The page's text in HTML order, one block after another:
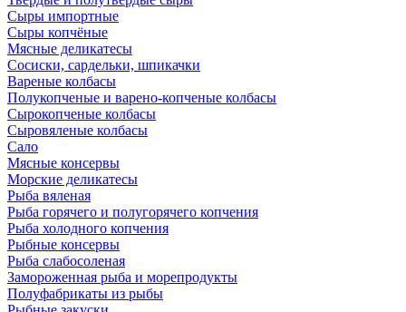
Сыры импортные
Сыры копчёные
Мясные деликатесы
Сосиски, сардельки, шпикачки
Вареные колбасы
Полукопченые и варено-копченые колбасы
Сырокопченые колбасы
Сыровяленые колбасы
Сало
Мясные консервы
Морские деликатесы
Рыба вяленая
Рыба горячего и полугорячего копчения
Рыба холодного копчения
Рыбные консервы
Рыба слабосоленая
Замороженная рыба и морепродукты
Полуфабрикаты из рыбы